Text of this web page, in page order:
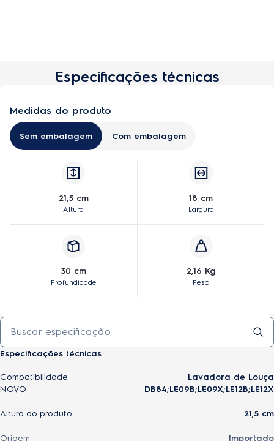
Comprar
Especificações técnicas
Medidas do produto
Sem embalagem Com embalagem
21,5 cm
Altura
18 cm
Largura
30 cm
Profundidade
2,16 Kg
Peso
Especificações técnicas
Compatibilidade
NOVO
Lavadora de Louça
DB84;LE09B;LE09X;LE12B;LE12X
Altura do produto 21,5 cm
Origem Importado